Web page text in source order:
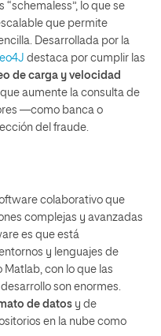
lo que se
que permite
Desarrollada por la
destaca por cumplir las
de carga y velocidad
aumente la consulta de
—como banca o
del fraude.
colaborativo que
complejas y avanzadas
es que está
y lenguajes de
Matlab, con lo que las
son enormes.
de datos y de
en la nube como